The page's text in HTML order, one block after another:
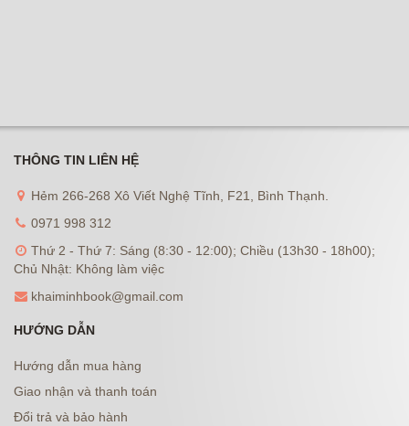
THÔNG TIN LIÊN HỆ
Hẻm 266-268 Xô Viết Nghệ Tĩnh, F21, Bình Thạnh.
0971 998 312
Thứ 2 - Thứ 7: Sáng (8:30 - 12:00); Chiều (13h30 - 18h00);
Chủ Nhật: Không làm việc
khaiminhbook@gmail.com
HƯỚNG DẪN
Hướng dẫn mua hàng
Giao nhận và thanh toán
Đổi trả và bảo hành